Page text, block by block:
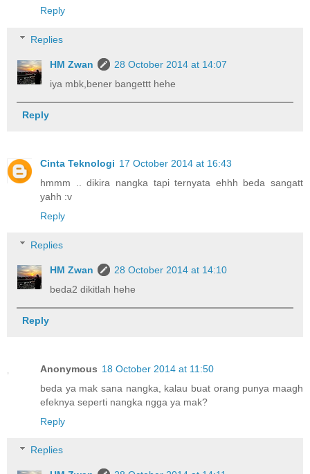
Reply
Replies
HM Zwan
28 October 2014 at 14:07
iya mbk,bener bangettt hehe
Reply
Cinta Teknologi 17 October 2014 at 16:43
hmmm .. dikira nangka tapi ternyata ehhh beda sangatt
yahh :v
Reply
Replies
HM Zwan
28 October 2014 at 14:10
beda2 dikitlah hehe
Reply
Anonymous 18 October 2014 at 11:50
beda ya mak sana nangka, kalau buat orang punya maagh
efeknya seperti nangka ngga ya mak?
Reply
Replies